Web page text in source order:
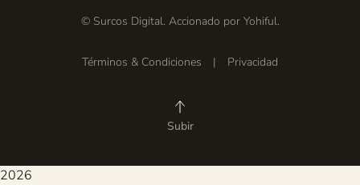
© Surcos Digital. Accionado por Yohiful.
Términos & Condiciones | Privacidad
Subir
2026